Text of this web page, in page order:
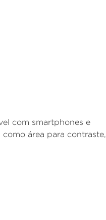
com smartphones e
área para contraste,